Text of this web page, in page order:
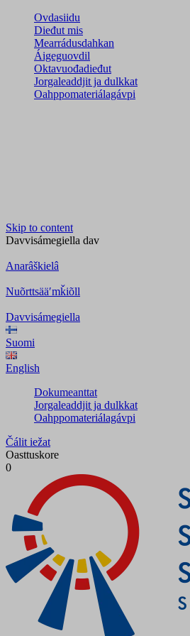
Ovdasiidu
Dieđut mis
Mearrádusdahkan
Áigeguovdil
Oktavuođadieđut
Jorgaleaddjit ja dulkkat
Oahppomateriálagávpi
Skip to content
Davvisámegiella dav
Anarâškielâ
Nuõrttsääʹmǩiõll
Davvisámegiella
Suomi
English
Dokumeanttat
Jorgaleaddjit ja dulkkat
Oahppomateriálagávpi
Čálit iežat
Oasttuskore
0